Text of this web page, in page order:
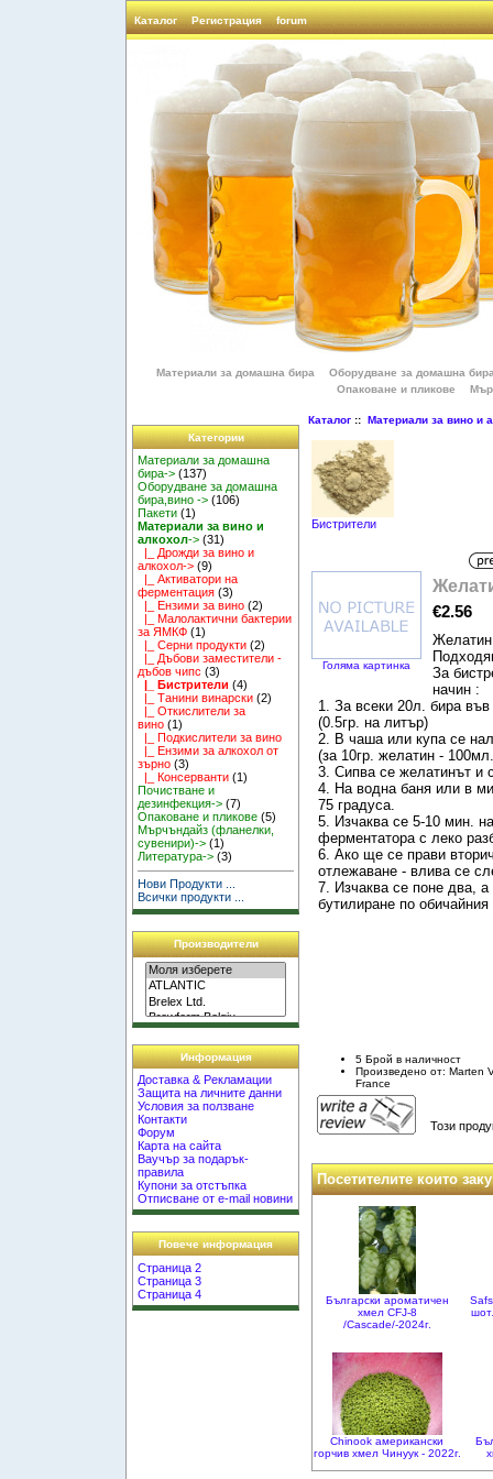
Каталог Регистрация forum
Материали за домашна бира
Оборудване за домашна
Опаковане и пликове
Категории
Материали за домашна
бира-> (137)
Оборудване за домашна
бира,вино -> (106)
Пакети (1)
Материали за вино и
алкохол-> (31)
|_ Дрожди за вино и
алкохол-> (9)
|_ Активатори на
ферментация (3)
|_ Ензими за вино (2)
|_ Малолактични бактерии
за ЯМКФ (1)
|_ Серни продукти (2)
|_ Дъбови заместители -
дъбов чипс (3)
|_ Бистрители (4)
|_ Танини винарски (2)
|_ Откислители за
вино (1)
|_ Подкислители за вино
|_ Ензими за алкохол от
зърно (3)
|_ Консерванти (1)
Почистване и
дезинфекция-> (7)
Опаковане и пликове (5)
Мърчъндайз (фланелки,
сувенири)-> (1)
Литература-> (3)
Нови Продукти ...
Всички продукти ...
Производители
Информация
Доставка & Рекламации
Защита на личните данни
Условия за ползване
Контакти
Форум
Карта на сайта
Ваучър за подарък-
правила
Купони за отстъпка
Отписване от e-mail новини
Повече информация
Страница 2
Страница 3
Страница 4
Каталог:: Материали за вино и
Бистрители
Голяма картинка
€2.56
Желатин
За
начин :
1. За всеки 20л. бира
(0.5гр. на литър)
2. В чаша или купа се
(за 10гр. желатин -
3. Сипва се желатинът и
4. На водна баня или в
75 градуса.
5. Изчаква се 5-10 мин.
ферментатора с леко
6. Ако ще се прави
отлежаване - влива се
7. Изчаква се поне два,
бутилиране по обичайния
5 Брой в наличност
Произведено от: Marten
France
Този
Посетителите които
Български ароматичен
хмел CFJ-8
/Cascade/-2024г.
Chinook американски
горчив хмел Чинуук - 2022г.